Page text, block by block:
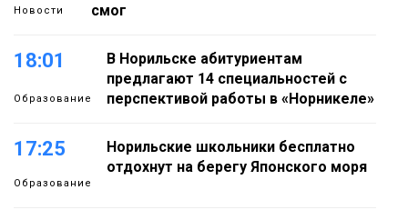
Новости
смог
18:01
Образование
В Норильске абитуриентам
предлагают 14 специальностей с
перспективой работы в «Норникеле»
17:25
Образование
Норильские школьники бесплатно
отдохнут на берегу Японского моря